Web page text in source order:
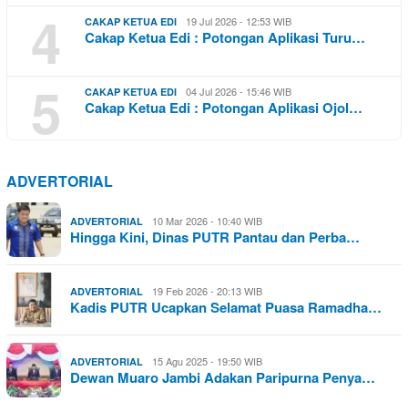
4 CAKAP KETUA EDI 19 Jul 2026 - 12:53 WIB
Cakap Ketua Edi : Potongan Aplikasi Turu…
5 CAKAP KETUA EDI 04 Jul 2026 - 15:46 WIB
Cakap Ketua Edi : Potongan Aplikasi Ojol…
ADVERTORIAL
ADVERTORIAL 10 Mar 2026 - 10:40 WIB
Hingga Kini, Dinas PUTR Pantau dan Perba…
ADVERTORIAL 19 Feb 2026 - 20:13 WIB
Kadis PUTR Ucapkan Selamat Puasa Ramadha…
ADVERTORIAL 15 Agu 2025 - 19:50 WIB
Dewan Muaro Jambi Adakan Paripurna Penya…